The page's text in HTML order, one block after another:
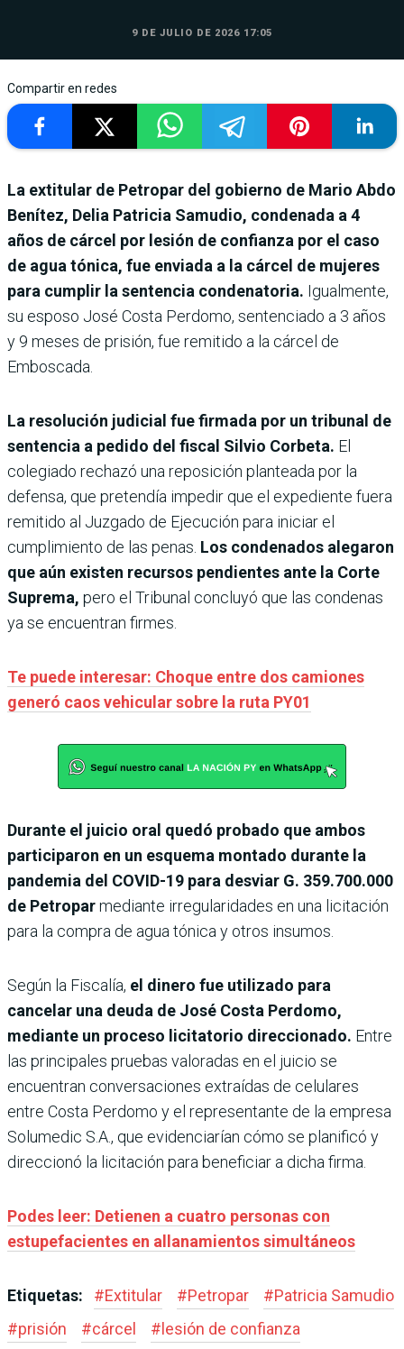
9 DE JULIO DE 2026 17:05
Compartir en redes
La extitular de Petropar del gobierno de Mario Abdo
Benítez, Delia Patricia Samudio, condenada a 4
años de cárcel por lesión de confianza por el caso
de agua tónica, fue enviada a la cárcel de mujeres
para cumplir la sentencia condenatoria. Igualmente,
su esposo José Costa Perdomo, sentenciado a 3 años
y 9 meses de prisión, fue remitido a la cárcel de
Emboscada.
La resolución judicial fue firmada por un tribunal de
sentencia a pedido del fiscal Silvio Corbeta. El
colegiado rechazó una reposición planteada por la
defensa, que pretendía impedir que el expediente fuera
remitido al Juzgado de Ejecución para iniciar el
cumplimiento de las penas. Los condenados alegaron
que aún existen recursos pendientes ante la Corte
Suprema, pero el Tribunal concluyó que las condenas
ya se encuentran firmes.
Te puede interesar: Choque entre dos camiones
generó caos vehicular sobre la ruta PY01
Durante el juicio oral quedó probado que ambos
participaron en un esquema montado durante la
pandemia del COVID-19 para desviar G. 359.700.000
de Petroparmediante irregularidades en una licitación
para la compra de agua tónica y otros insumos.
Según la Fiscalía, el dinero fue utilizado para
cancelar una deuda de José Costa Perdomo,
mediante un proceso licitatorio direccionado. Entre
las principales pruebas valoradas en el juicio se
encuentran conversaciones extraídas de celulares
entre Costa Perdomo y el representante de la empresa
Solumedic S.A., que evidenciarían cómo se planificó y
direccionó la licitación para beneficiar a dicha firma.
Podes leer: Detienen a cuatro personas con
estupefacientes en allanamientos simultáneos
Etiquetas: #Extitular #Petropar #Patricia Samudio
#prisión #cárcel # lesión de confianza